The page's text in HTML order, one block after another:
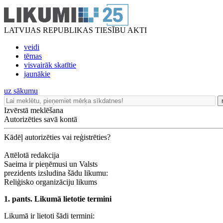
LATVIJAS REPUBLIKAS TIESĪBU AKTI
veidi
tēmas
visvairāk skatītie
jaunākie
uz sākumu
Izvērstā meklēšana
Autorizēties savā kontā
Kādēļ autorizēties vai reģistrēties?
Attēlotā redakcija
Saeima ir pieņēmusi un Valsts
prezidents izsludina šādu likumu:
Reliģisko organizāciju likums
1. pants. Likumā lietotie termini
Likumā ir lietoti šādi termini: